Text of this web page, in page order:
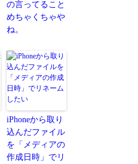
の言ってること
めちゃくちゃや
ね。
iPhoneから取り
込んだファイル
を「メディアの
作成日時」でリ